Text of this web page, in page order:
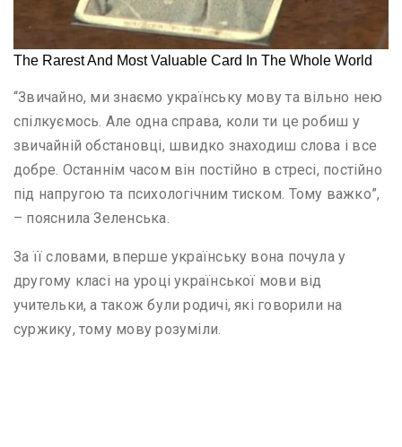
“Звичайно, ми знаємо українську мову та вільно нею
спілкуємось. Але одна справа, коли ти це робиш у
звичайній обстановці, швидко знаходиш слова і все
добре. Останнім часом він постійно в стресі, постійно
під напругою та психологічним тиском. Тому важко”,
– пояснила Зеленська.
За її словами, вперше українську вона почула у
другому класі на уроці української мови від
учительки, а також були родичі, які говорили на
суржику, тому мову розуміли.